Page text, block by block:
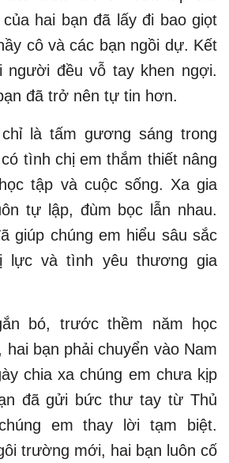
hai bạn đã lấy đi bao giọt
cô và các bạn ngồi dự. Kết
người đều vỗ tay khen ngợi.
đã trở nên tự tin hơn.
là tấm gương sáng trong
tình chị em thắm thiết nâng
tập và cuộc sống. Xa gia
tự lập, đùm bọc lẫn nhau.
giúp chúng em hiểu sâu sắc
lực và tình yêu thương gia
bó, trước thềm năm học
hai bạn phải chuyển vào Nam
chia xa chúng em chưa kịp
đã gửi bức thư tay từ Thủ
em thay lời tạm biệt.
trường mới, hai bạn luôn cố